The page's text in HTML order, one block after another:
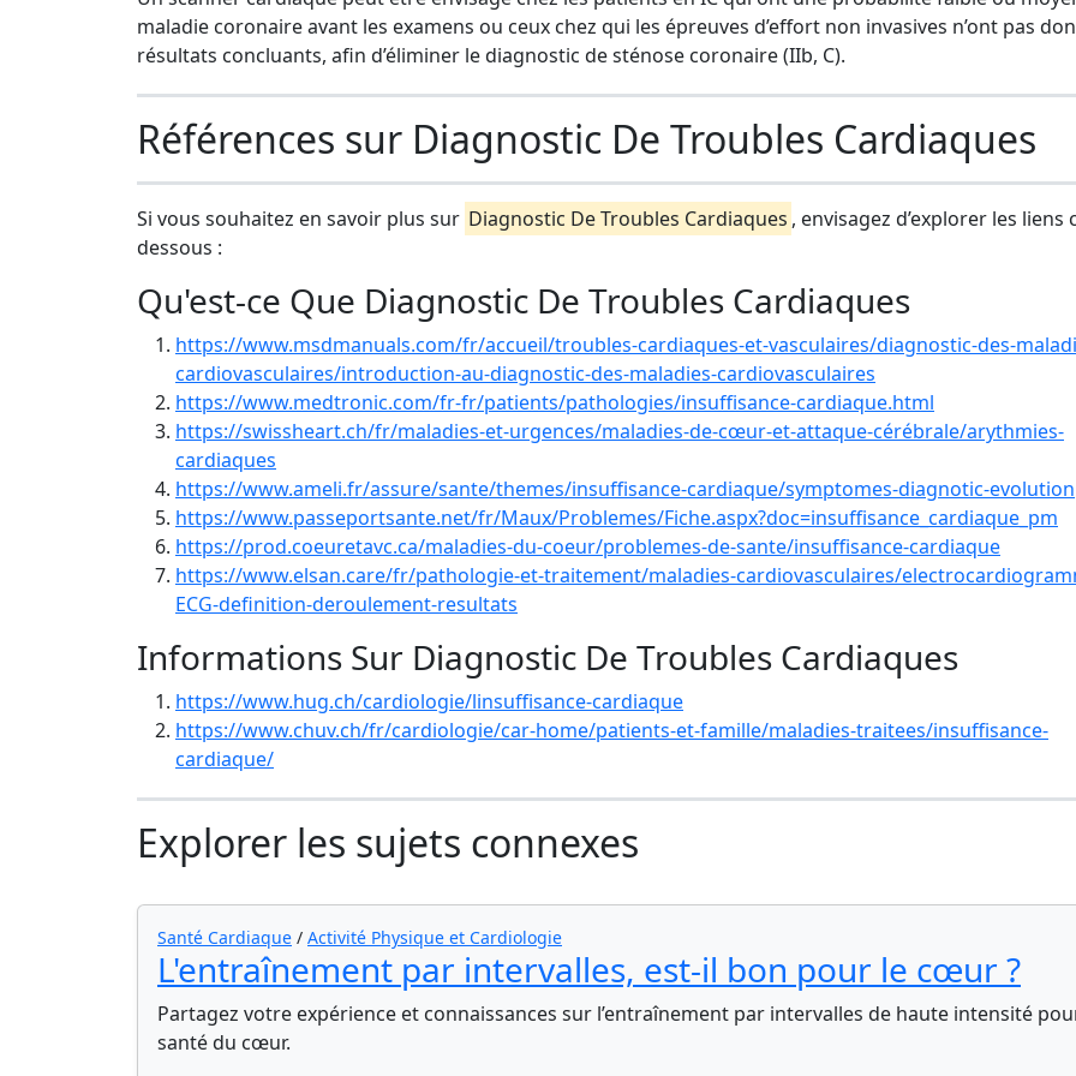
maladie coronaire avant les examens ou ceux chez qui les épreuves d’effort non invasives n’ont pas
résultats concluants, afin d’éliminer le diagnostic de sténose coronaire (IIb, C).
Références sur Diagnostic De Troubles Cardiaques
Si vous souhaitez en savoir plus sur Diagnostic De Troubles Cardiaques , envisagez d’explorer les liens
dessous :
Qu'est-ce Que Diagnostic De Troubles Cardiaques
https://www.msdmanuals.com/fr/accueil/troubles-cardiaques-et-vasculaires/diagnostic-des-
cardiovasculaires/introduction-au-diagnostic-des-maladies-cardiovasculaires
https://www.medtronic.com/fr-fr/patients/pathologies/insuffisance-cardiaque.html
https://swissheart.ch/fr/maladies-et-urgences/maladies-de-cœur-et-attaque-cérébrale/arythmies-
cardiaques
https://www.ameli.fr/assure/sante/themes/insuffisance-cardiaque/symptomes-diagnotic-evolution
https://www.passeportsante.net/fr/Maux/Problemes/Fiche.aspx?doc=insuffisance_cardiaque_pm
https://prod.coeuretavc.ca/maladies-du-coeur/problemes-de-sante/insuffisance-cardiaque
https://www.elsan.care/fr/pathologie-et-traitement/maladies-cardiovasculaires/
ECG-definition-deroulement-resultats
Informations Sur Diagnostic De Troubles Cardiaques
https://www.hug.ch/cardiologie/linsuffisance-cardiaque
https://www.chuv.ch/fr/cardiologie/car-home/patients-et-famille/maladies-traitees/insuffisance-
cardiaque/
Explorer les sujets connexes
Santé Cardiaque / Activité Physique et Cardiologie
L'entraînement par intervalles, est-il bon pour le cœur ?
Partagez votre expérience et connaissances sur l’entraînement par intervalles de haute intensité
santé du cœur.